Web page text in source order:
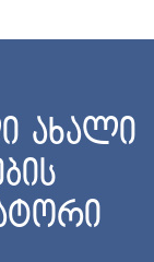
ახალი